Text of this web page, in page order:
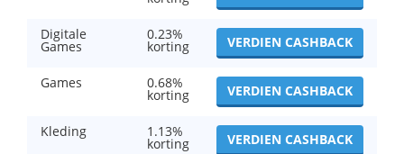
Digitale
Games
0.23%
korting VERDIEN CASHBACK
Games 0.68%
korting VERDIEN CASHBACK
Kleding 1.13%
korting VERDIEN CASHBACK